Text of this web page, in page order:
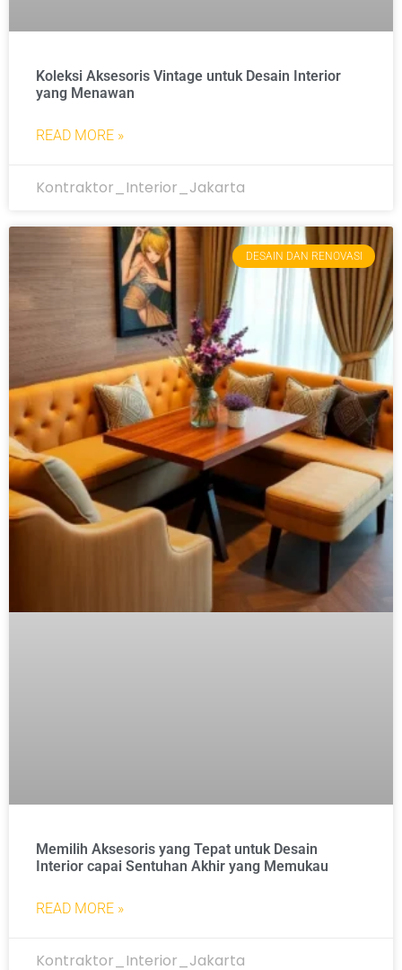
Koleksi Aksesoris Vintage untuk Desain Interior
yang Menawan
READ MORE »
Kontraktor_Interior_Jakarta
DESAIN DAN RENOVASI
Memilih Aksesoris yang Tepat untuk Desain
Interior capai Sentuhan Akhir yang Memukau
READ MORE »
Kontraktor_Interior_Jakarta